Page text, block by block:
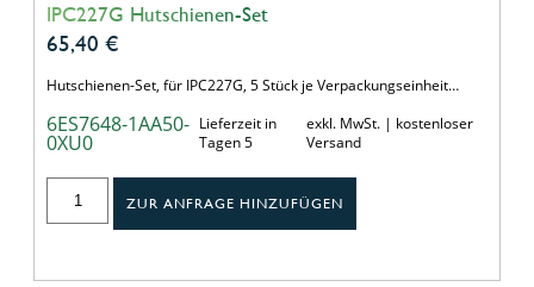
IPC227G Hutschienen-Set
65,40 €
Hutschienen-Set, für IPC227G, 5 Stück je Verpackungseinheit…
6ES7648-1AA50-
0XU0
Lieferzeit in
Tagen 5
exkl. MwSt. | kostenloser
Versand
ZUR ANFRAGE HINZUFÜGEN